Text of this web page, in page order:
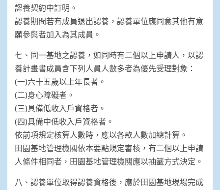
認養契約中訂明。
認養期間若有成員退出認養，認養單位應同意其他有意
願參與者加入為其成員。
七、同一基地之認養，如同時有二個以上申請人，以認
養計畫書成員含下列人員人數多者為優先受理對象：
(一)六十五歲以上年長者。
(二)身心障礙者。
(三)具備低收入戶資格者。
(四)具備中低收入戶資格者。
依前項規定核算人數時，應以各款人數加總計算。
田園基地管理機關依本要點規定審核，有二個以上申請
人條件相同者，田園基地管理機關應以抽籤方式決定。
八、認養單位取得認養資格後，應於田園基地現場完成